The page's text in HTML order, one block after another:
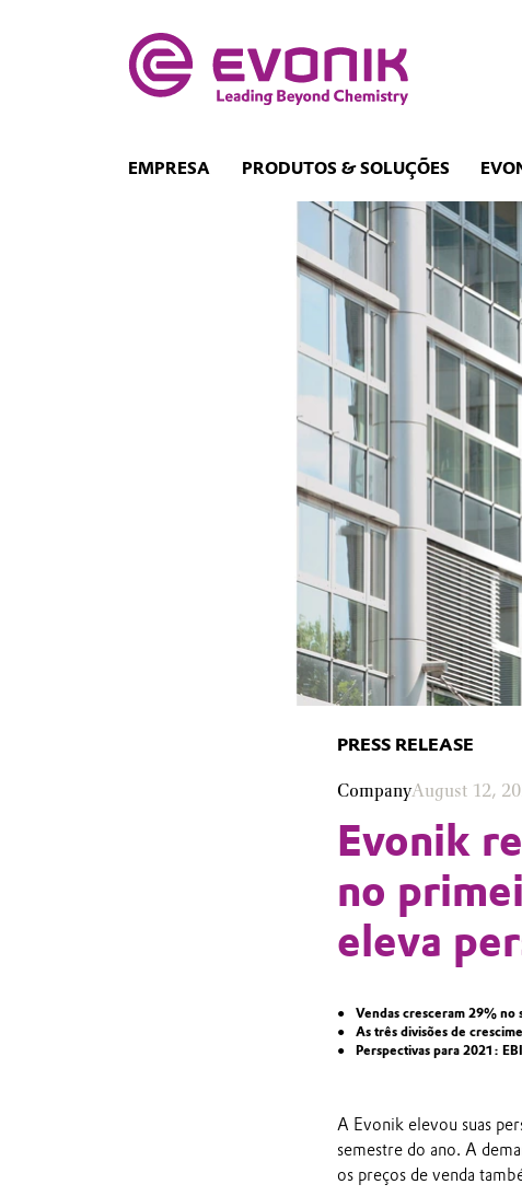
EMPRESA PRODUTOS & SOLUÇÕES
PRESS RELEASE
CompanyAugust 12,
Evonik
no
eleva
Vendas cresceram 29%
As três divisões de
Perspectivas para 2021:
A Evonik elevou suas
semestre do ano. A
os preços de venda